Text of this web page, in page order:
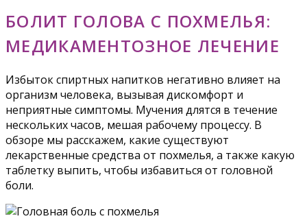
БОЛИТ ГОЛОВА С ПОХМЕЛЬЯ:
МЕДИКАМЕНТОЗНОЕ ЛЕЧЕНИЕ
Избыток спиртных напитков негативно влияет на
организм человека, вызывая дискомфорт и
неприятные симптомы. Мучения длятся в течение
нескольких часов, мешая рабочему процессу. В
обзоре мы расскажем, какие существуют
лекарственные средства от похмелья, а также какую
таблетку выпить, чтобы избавиться от головной
боли.